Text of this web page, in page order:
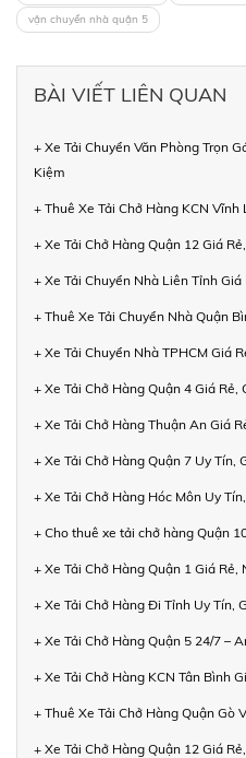
vận chuyển nhà quận 5
BÀI VIẾT LIÊN QUAN
+ Xe Tải Chuyển Văn Phòng Trọn
Kiệm
+ Thuê Xe Tải Chở Hàng KCN
+ Xe Tải Chở Hàng Quận 12 Giá
+ Xe Tải Chuyển Nhà Liên Tỉnh
+ Thuê Xe Tải Chuyển Nhà Quận
+ Xe Tải Chuyển Nhà TPHCM Giá
+ Xe Tải Chở Hàng Quận 4 Giá Rẻ,
+ Xe Tải Chở Hàng Thuận An Giá
+ Xe Tải Chở Hàng Quận 7 Uy Tín,
+ Xe Tải Chở Hàng Hóc Môn Uy
+ Cho thuê xe tải chở hàng Quận
+ Xe Tải Chở Hàng Quận 1 Giá Rẻ,
+ Xe Tải Chở Hàng Đi Tỉnh Uy Tín,
+ Xe Tải Chở Hàng Quận 5 24/7 –
+ Xe Tải Chở Hàng KCN Tân Bình
+ Thuê Xe Tải Chở Hàng Quận Gò
+ Xe Tải Chở Hàng Quận 12 Giá